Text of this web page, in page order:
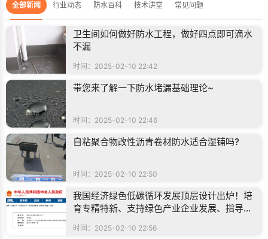
全部新闻 行业动态 防水百科 技术讲堂 常见问题
卫生间如何做好防水工程，做好四点即可滴水
不漏
时间：2025-02-10 22:42
带您来了解一下防水堵漏基础理论~
时间：2025-02-10 22:46
自粘聚合物改性沥青卷材防水适合湿铺吗?
时间：2025-02-10 22:50
我国经济绿色低碳循环发展顶层设计出炉！培
育专精特新、支持绿色产业企业发展、指导制
时间：2025-02-10 22:56